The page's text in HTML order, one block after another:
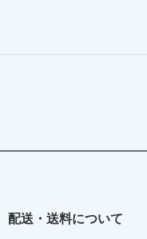
配送・送料について